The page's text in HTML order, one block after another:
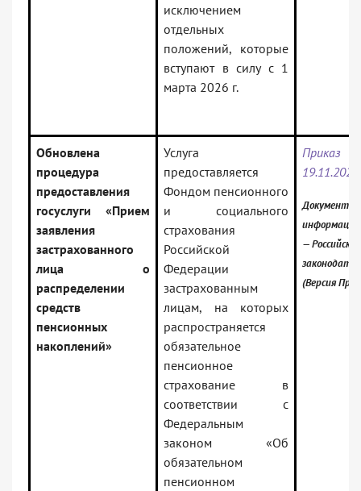
исключением
отдельных
положений, которые
вступают в силу с 1
марта 2026 г.
Обновлена
процедура
предоставления
госуслуги «Прием
заявления
застрахованного
лица о
распределении
средств
пенсионных
накоплений»
Услуга
предоставляется
Фондом пенсионного
и социального
страхования
Российской
Федерации
застрахованным
лицам, на которых
распространяется
обязательное
пенсионное
страхование в
соответствии с
Федеральным
законом «Об
обязательном
пенсионном
Документ
— Российское
(Версия